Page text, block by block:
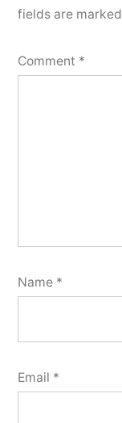
fields are marked
Comment *
Name *
Email *